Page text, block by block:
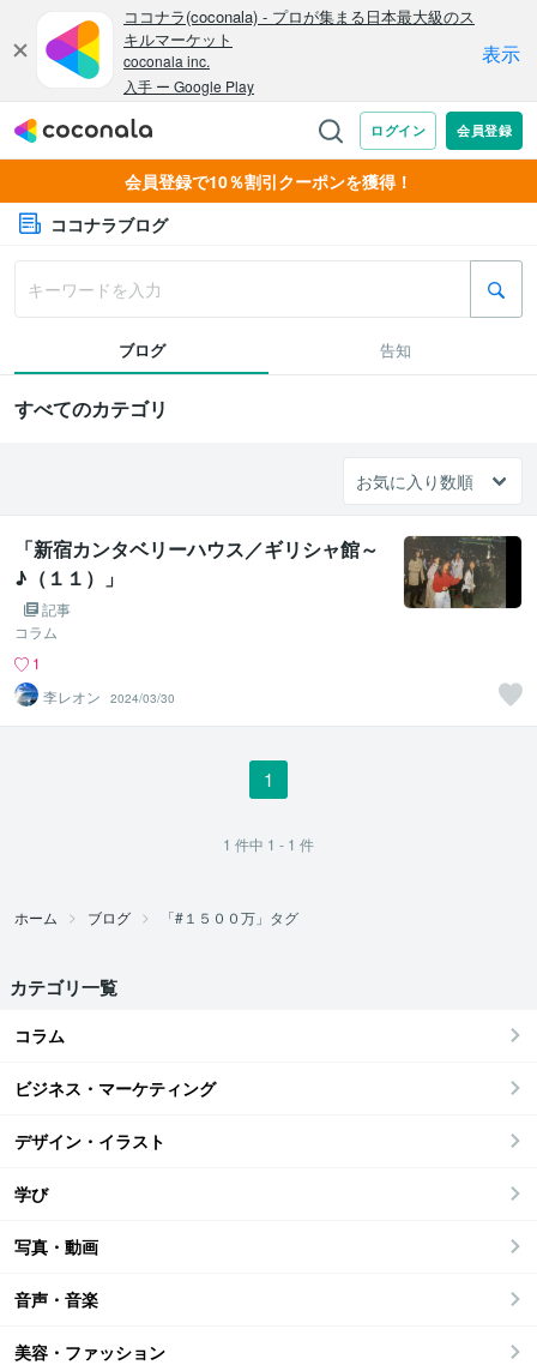
会員登録で10％割引クーポンを獲得！
ココナラブログ
ブログ 告知
すべてのカテゴリ
「新宿カンタベリーハウス／ギリシャ館～
♪（１１）」
記事
コラム
1
李レオン
2024/03/30
1
1 件中 1 - 1 件
ホーム ブログ 「#１５００万」タグ
カテゴリ一覧
コラム
ビジネス・マーケティング
デザイン・イラスト
学び
写真・動画
音声・音楽
美容・ファッション